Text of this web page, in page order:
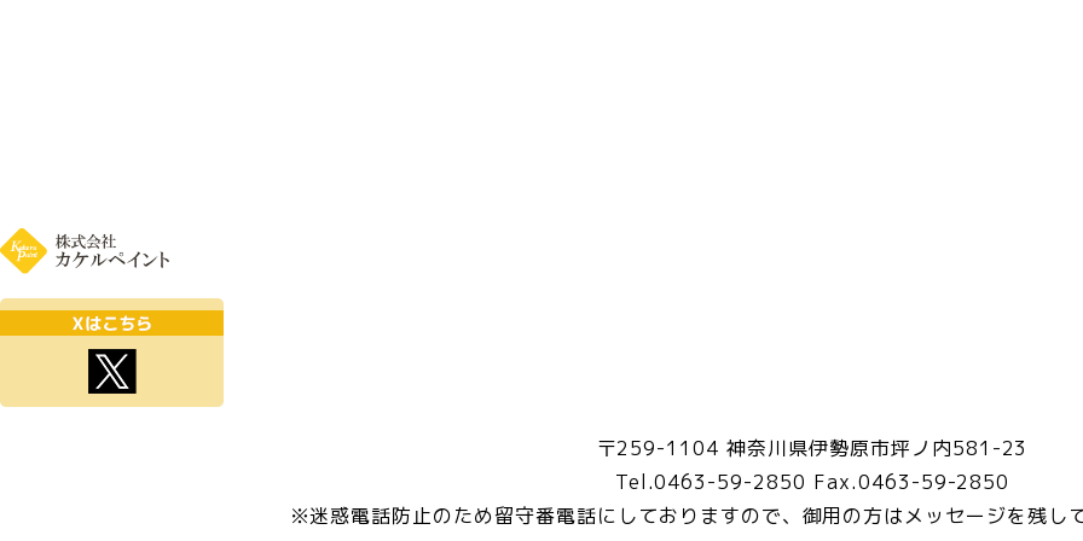
〒259-1104 神奈川県伊勢原市坪ノ内581-23
Tel.0463-59-2850 Fax.0463-59-2850
※迷惑電話防止のため留守番電話にしておりますので、御用の方はメッセージを残し